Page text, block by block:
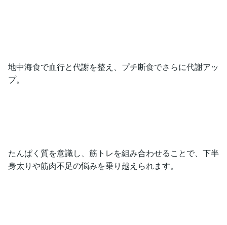
地中海食で血行と代謝を整え、プチ断食でさらに代謝アッ
プ。
たんぱく質を意識し、筋トレを組み合わせることで、下半
身太りや筋肉不足の悩みを乗り越えられます。